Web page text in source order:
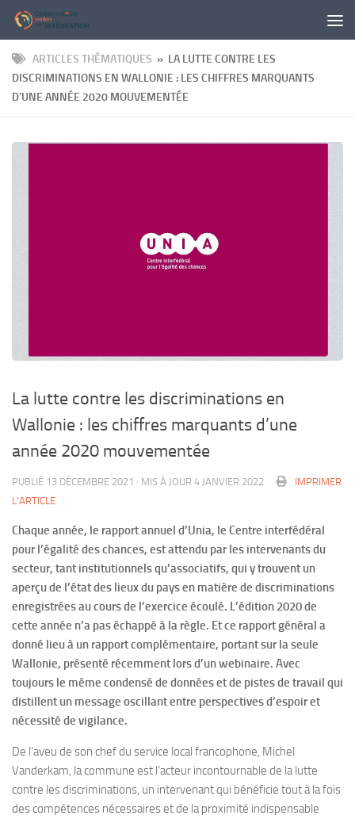
Skip to content
ARTICLES THÉMATIQUES » LA LUTTE CONTRE LES
DISCRIMINATIONS EN WALLONIE : LES CHIFFRES MARQUANTS
D’UNE ANNÉE 2020 MOUVEMENTÉE
La lutte contre les discriminations en
Wallonie : les chiffres marquants d’une
année 2020 mouvementée
PUBLIÉ 13 DÉCEMBRE 2021 · MIS À JOUR 4 JANVIER 2022
IMPRIMER
L'ARTICLE
Chaque année, le rapport annuel d’Unia, le Centre interfédéral
pour l’égalité des chances, est attendu par les intervenants du
secteur, tant institutionnels qu’associatifs, qui y trouvent un
aperçu de l’état des lieux du pays en matière de discriminations
enregistrées au cours de l’exercice écoulé. L’édition 2020 de
cette année n’a pas échappé à la règle. Et ce rapport général a
donné lieu à un rapport complémentaire, portant sur la seule
Wallonie, présenté récemment lors d’un webinaire. Avec
toujours le même condensé de données et de pistes de travail qui
distillent un message oscillant entre perspectives d’espoir et
nécessité de vigilance.
De l’aveu de son chef du service local francophone, Michel
Vanderkam, la commune est l’acteur incontournable de la lutte
contre les discriminations, un intervenant qui bénéficie tout à la fois
des compétences nécessaires et de la proximité indispensable
Panneau de gestion des cookies